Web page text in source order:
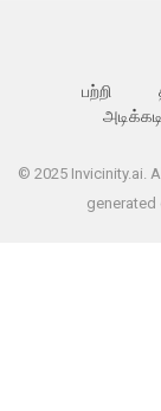
பற்றி
© 2025 Invicinity.ai.
generated